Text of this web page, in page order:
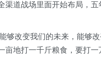
渠道战场里面开始布局，
够改变我们的未来，能够
亩地打一千斤粮食，要打